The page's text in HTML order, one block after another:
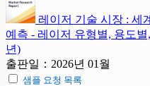
레이저 기술 시장 : 세
예측 - 레이저 유형별, 용도별
년)
출판일：2026년 01월
샘플 요청 목록